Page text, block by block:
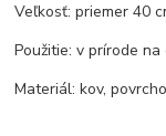
Veľkosť: priemer 40
Použitie: v prírode
Materiál: kov,